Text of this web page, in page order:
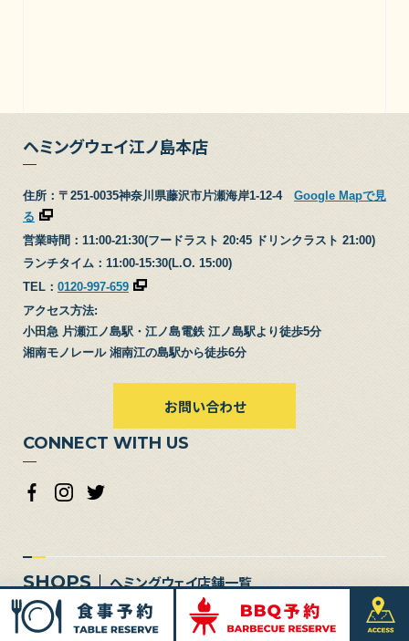
ヘミングウェイ江ノ島本店
住所：〒251-0035神奈川県藤沢市片瀬海岸1-12-4 Google Mapで見
る
営業時間：11:00-21:30(フードラスト 20:45 ドリンクラスト 21:00)
ランチタイム：11:00-15:30(L.O. 15:00)
TEL： 0120-997-659
アクセス方法:
小田急 片瀬江ノ島駅・江ノ島電鉄 江ノ島駅より徒歩5分
湘南モノレール 湘南江の島駅から徒歩6分
お問い合わせ
CONNECT WITH US
SHOPS ヘミングウェイ店舗一覧